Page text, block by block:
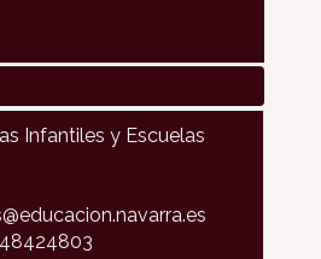
Infantiles y Escuelas